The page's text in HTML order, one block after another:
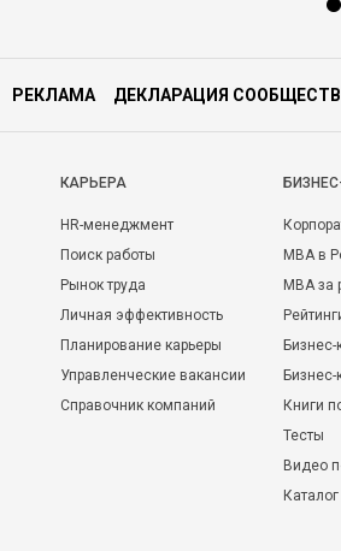
РЕКЛАМА ДЕКЛАРАЦИЯ
КАРЬЕРА
HR-менеджмент
Поиск работы
Рынок труда
Личная эффективность
Планирование карьеры
Управленческие вакансии
Справочник компаний
MBA в
MBA
Бизнес-
Книги
Тесты
Видео